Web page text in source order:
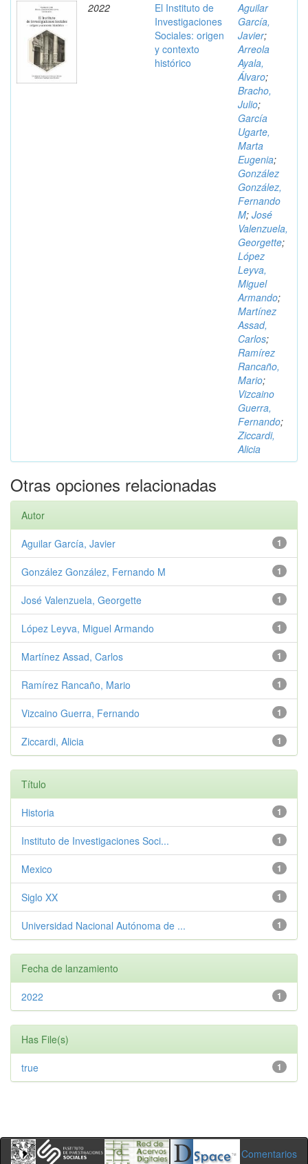
2022
El Instituto de
Investigaciones
Sociales: origen
y contexto
histórico
Aguilar
García,
Javier;
Arreola
Ayala,
Álvaro;
Bracho,
Julio;
García
Ugarte,
Marta
Eugenia;
González
González,
Fernando
M; José
Valenzuela,
Georgette;
López
Leyva,
Miguel
Armando;
Martínez
Assad,
Carlos;
Ramírez
Rancaño,
Mario;
Vizcaino
Guerra,
Fernando;
Ziccardi,
Alicia
Otras opciones relacionadas
Autor
1
Aguilar García, Javier
1
González González, Fernando M
1
José Valenzuela, Georgette
1
López Leyva, Miguel Armando
1
Martínez Assad, Carlos
1
Ramírez Rancaño, Mario
1
Vizcaino Guerra, Fernando
1
Ziccardi, Alicia
Título
1
Historia
1
Instituto de Investigaciones Soci...
1
Mexico
1
Siglo XX
1
Universidad Nacional Autónoma de ...
Fecha de lanzamiento
1
2022
Has File(s)
1
true
Comentarios